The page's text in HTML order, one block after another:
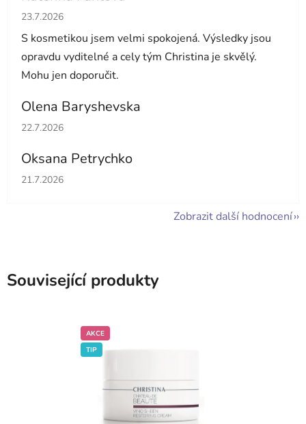
Hodnocení obchodu je 5 z 5 hvězdiček.
23.7.2026
S kosmetikou jsem velmi spokojená. Výsledky jsou
opravdu vyditelné a cely tým Christina je skvělý.
Mohu jen doporučit.
Olena Baryshevska
Hodnocení obchodu je 5 z 5 hvězdiček.
22.7.2026
Oksana Petrychko
Hodnocení obchodu je 5 z 5 hvězdiček.
21.7.2026
Zobrazit další hodnocení
Související produkty
AKCE
TIP